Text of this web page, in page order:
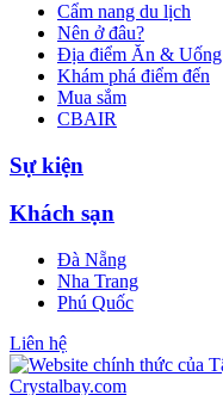
Cẩm nang du lịch
Nên ở đâu?
Địa điểm Ăn & Uống
Khám phá điểm đến
Mua sắm
CBAIR
Sự kiện
Khách sạn
Đà Nẵng
Nha Trang
Phú Quốc
Liên hệ